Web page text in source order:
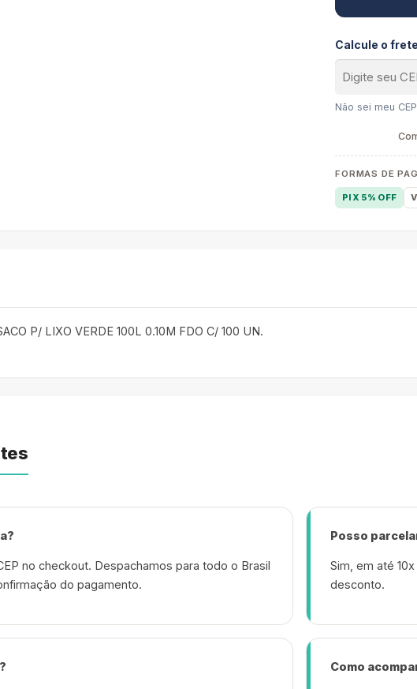
Calcule o
Não sei meu CEP
FORMAS DE
PIX 5% OFF
P/ LIXO VERDE 100L 0.10M FDO C/ 100 UN.
no checkout. Despachamos para todo o Brasil
do pagamento.
Posso
Sim, em até
desconto.
Como